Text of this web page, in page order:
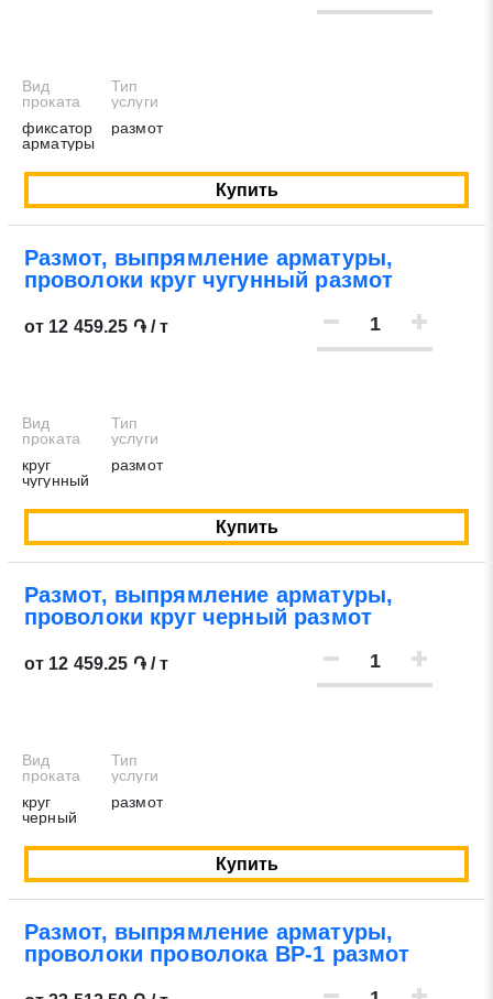
Вид
проката
фиксатор
арматуры
Тип
услуги
размот
Купить
Размот, выпрямление арматуры,
проволоки круг чугунный размот
от 12 459.25 ֏ / т
Вид
проката
круг
чугунный
Тип
услуги
размот
Купить
Размот, выпрямление арматуры,
проволоки круг черный размот
от 12 459.25 ֏ / т
Вид
проката
круг
черный
Тип
услуги
размот
Купить
Размот, выпрямление арматуры,
проволоки проволока ВР-1 размот